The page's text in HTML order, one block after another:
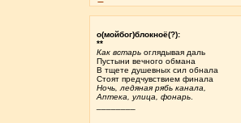
о(мойбог)блокноё(?):
**
Как встарь оглядывая даль
Пустыни вечного обмана
В тщете душевных сил обнала
Стоят предчувствием финала
Ночь, ледяная рябь канала,
Аптека, улица, фонарь